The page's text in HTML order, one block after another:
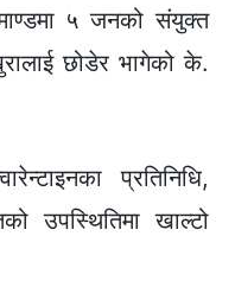
५ जनको संयुक्त
छोडेर भागेको के.
प्रतिनिधि,
उपस्थितिमा खाल्टो